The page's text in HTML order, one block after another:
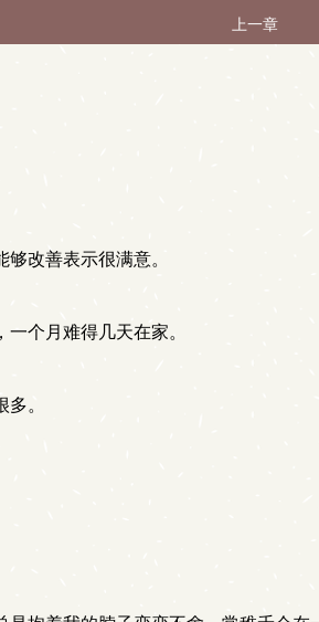
上一章
改善表示很满意。
个月难得几天在家。
。